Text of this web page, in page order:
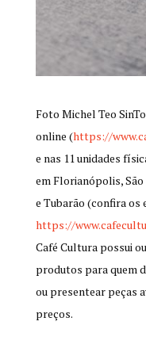
Foto Michel Teo
online (https://
e nas 11 unidades
em Florianópolis, São
e Tubarão (confira os
https://
Café Cultura possui
produtos para quem
ou presentear peças
preços.